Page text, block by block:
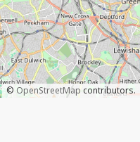
© OpenStreetMap contributors.